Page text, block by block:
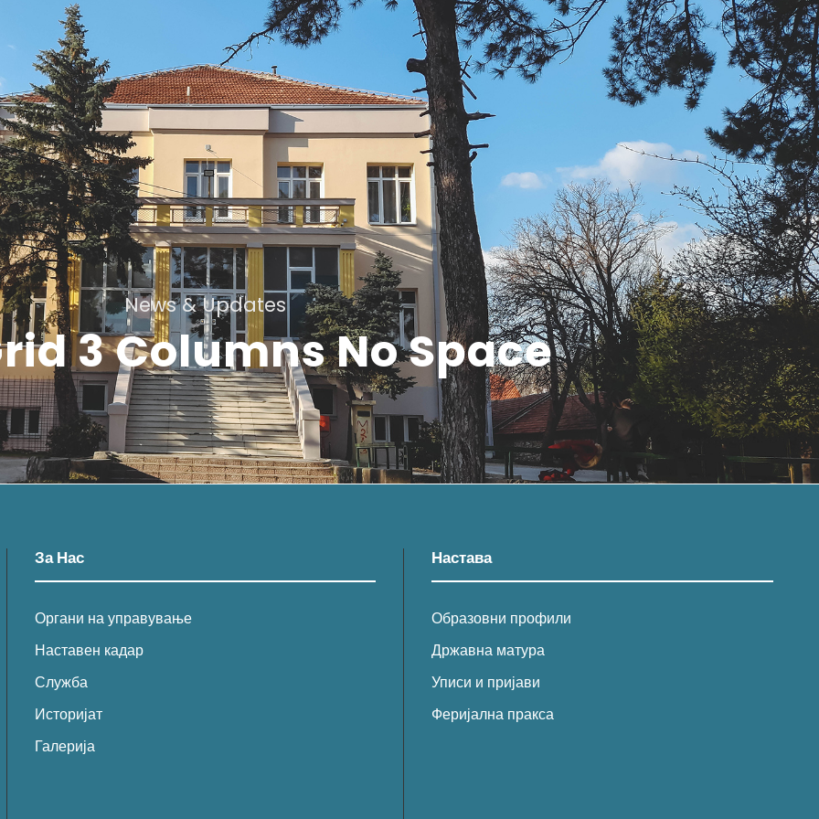
News & Updates
3 Columns No Space
За Нас
Органи на управување
Наставен кадар
Служба
Историјат
Галерија
Настава
Образовни профили
Државна матура
Уписи и пријави
Феријална пракса